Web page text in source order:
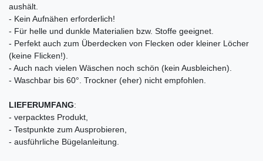
aushält.
- Kein Aufnähen erforderlich!
- Für helle und dunkle Materialien bzw. Stoffe geeignet.
- Perfekt auch zum Überdecken von Flecken oder kleiner Löcher
(keine Flicken!).
- Auch nach vielen Wäschen noch schön (kein Ausbleichen).
- Waschbar bis 60°. Trockner (eher) nicht empfohlen.
LIEFERUMFANG:
- verpacktes Produkt,
- Testpunkte zum Ausprobieren,
- ausführliche Bügelanleitung.